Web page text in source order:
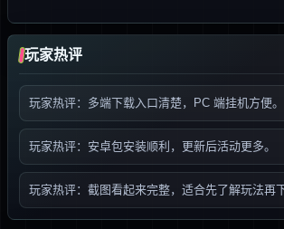
玩家热评
玩家热评：多端下载入口清楚，PC 端挂机方便。
玩家热评：安卓包安装顺利，更新后活动更多。
玩家热评：截图看起来完整，适合先了解玩法再下